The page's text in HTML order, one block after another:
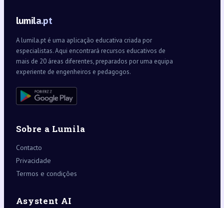
lumila.pt
A lumila.pt é uma aplicação educativa criada por
especialistas. Aqui encontrará recursos educativos de
mais de 20 áreas diferentes, preparados por uma equipa
experiente de engenheiros e pedagogos.
Sobre a Lumila
Contacto
Privacidade
Termos e condições
Asystent AI